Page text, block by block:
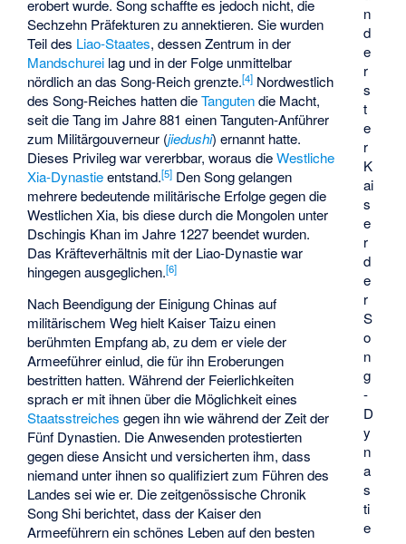
n
d
e
r
s
t
e
r
K
ai
s
e
r
d
e
r
S
o
n
g
-
D
y
n
a
s
ti
e
erobert wurde. Song schaffte es jedoch nicht, die
Sechzehn Präfekturen zu annektieren. Sie wurden
Teil des Liao-Staates, dessen Zentrum in der
Mandschurei lag und in der Folge unmittelbar
nördlich an das Song-Reich grenzte.[4] Nordwestlich
des Song-Reiches hatten dieTangutendie Macht,
seit die Tang im Jahre 881 einen Tanguten-Anführer
zum Militärgouverneur (jiedushi) ernannt hatte.
Dieses Privileg war vererbbar, woraus dieWestliche
Xia-Dynastieentstand.[5] Den Song gelangen
mehrere bedeutende militärische Erfolge gegen die
Westlichen Xia, bis diese durch die Mongolen unter
Dschingis Khan im Jahre 1227 beendet wurden.
Das Kräfteverhältnis mit der Liao-Dynastie war
hingegen ausgeglichen.[6]
Nach Beendigung der Einigung Chinas auf
militärischem Weg hielt Kaiser Taizu einen
berühmten Empfang ab, zu dem er viele der
Armeeführer einlud, die für ihn Eroberungen
bestritten hatten. Während der Feierlichkeiten
sprach er mit ihnen über die Möglichkeit eines
Staatsstreiches gegen ihn wie während der Zeit der
Fünf Dynastien. Die Anwesenden protestierten
gegen diese Ansicht und versicherten ihm, dass
niemand unter ihnen so qualifiziert zum Führen des
Landes sei wie er. Die zeitgenössische Chronik
Song Shiberichtet, dass der Kaiser den
Armeeführern ein schönes Leben auf den besten